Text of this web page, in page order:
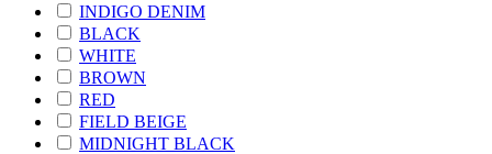
INDIGO DENIM
BLACK
WHITE
BROWN
RED
FIELD BEIGE
MIDNIGHT BLACK